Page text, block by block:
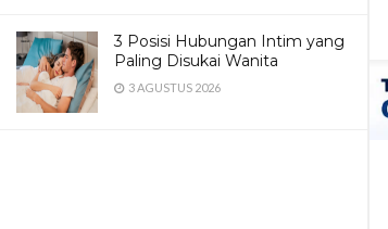
3 Posisi Hubungan Intim yang
Paling Disukai Wanita
3 AGUSTUS 2026